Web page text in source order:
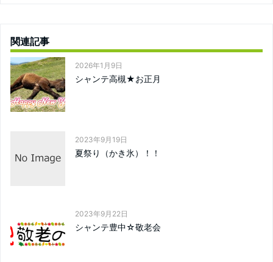
関連記事
2026年1月9日
シャンテ高槻★お正月
2023年9月19日
夏祭り（かき氷）！！
2023年9月22日
シャンテ豊中☆敬老会